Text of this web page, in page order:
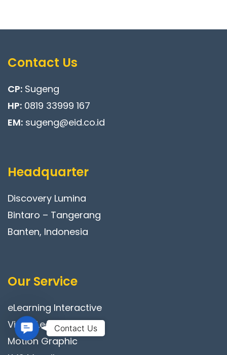
Contact Us
CP: Sugeng
HP: 0819 33999 167
EM: sugeng@eid.co.id
Headquarter
Discovery Lumina
Bintaro – Tangerang
Banten, Indonesia
Our Service
eLearning Interactive
Video Learning
Motion Graphic
Contact Us
Contact Us